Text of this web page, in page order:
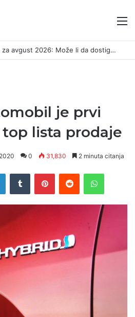
Prognoza cene XRP-a za avgust 2026: Može li da dostigne 1,50 dolara? ￼
je prvi
lista prodaje
0 31,830 2 minuta citanja
LinkedInTumblr PinterestReddit